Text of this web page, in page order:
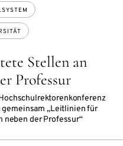
Stellen an
Professur
„Leitlinien für
der Professur“